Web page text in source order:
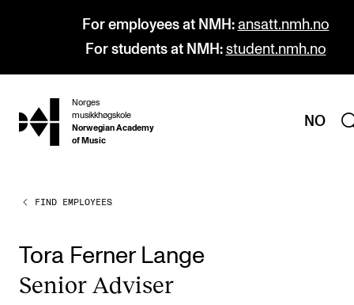
For employees at NMH: ansatt.nmh.no
For students at NMH: student.nmh.no
hjem
Norges
musikkhøgskole
Norwegian Academy
of Music
NO
PROGRAMMES
Undergraduate Programmes
Graduate Programmes
FIND EMPLOYEES
Tora Ferner Lange
Seni­or Adviser